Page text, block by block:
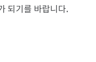
되기를 바랍니다.